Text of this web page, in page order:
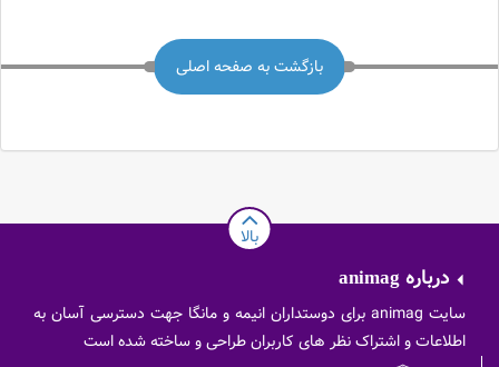
بازگشت به صفحه اصلی
بالا
درباره animag
سایت animag برای دوستداران انیمه و مانگا جهت دسترسی آسان به
اطلاعات و اشتراک نظر های کاربران طراحی و ساخته شده است